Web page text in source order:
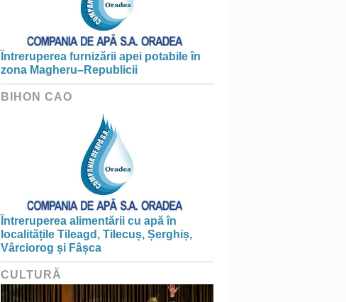
Întreruperea furnizării apei potabile în
zona Magheru–Republicii
BIHON CAO
Întreruperea alimentării cu apă în
localitățile Tileagd, Tilecuș, Șerghiș,
Vârciorog și Fâșca
CULTURĂ